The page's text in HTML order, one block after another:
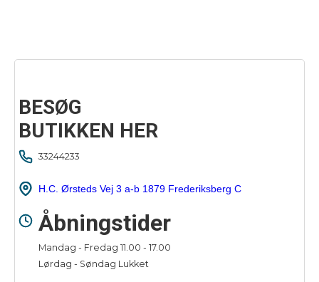
BESØG
BUTIKKEN HER
33244233
H.C. Ørsteds Vej 3 a-b 1879 Frederiksberg C
Åbningstider
Mandag - Fredag 11.00 - 17.00
Lørdag - Søndag Lukket